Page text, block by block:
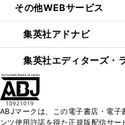
その他WEBサービス
集英社アドナビ
集英社エディターズ・
ABJマークは、この電子書店・電子
ンツ使用許諾を得た正規版配信サ